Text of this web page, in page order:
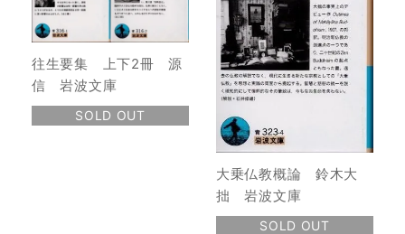
往生要集 上下2冊 源
信 岩波文庫
SOLD OUT
大乗仏教概論 鈴木大
拙 岩波文庫
SOLD OUT